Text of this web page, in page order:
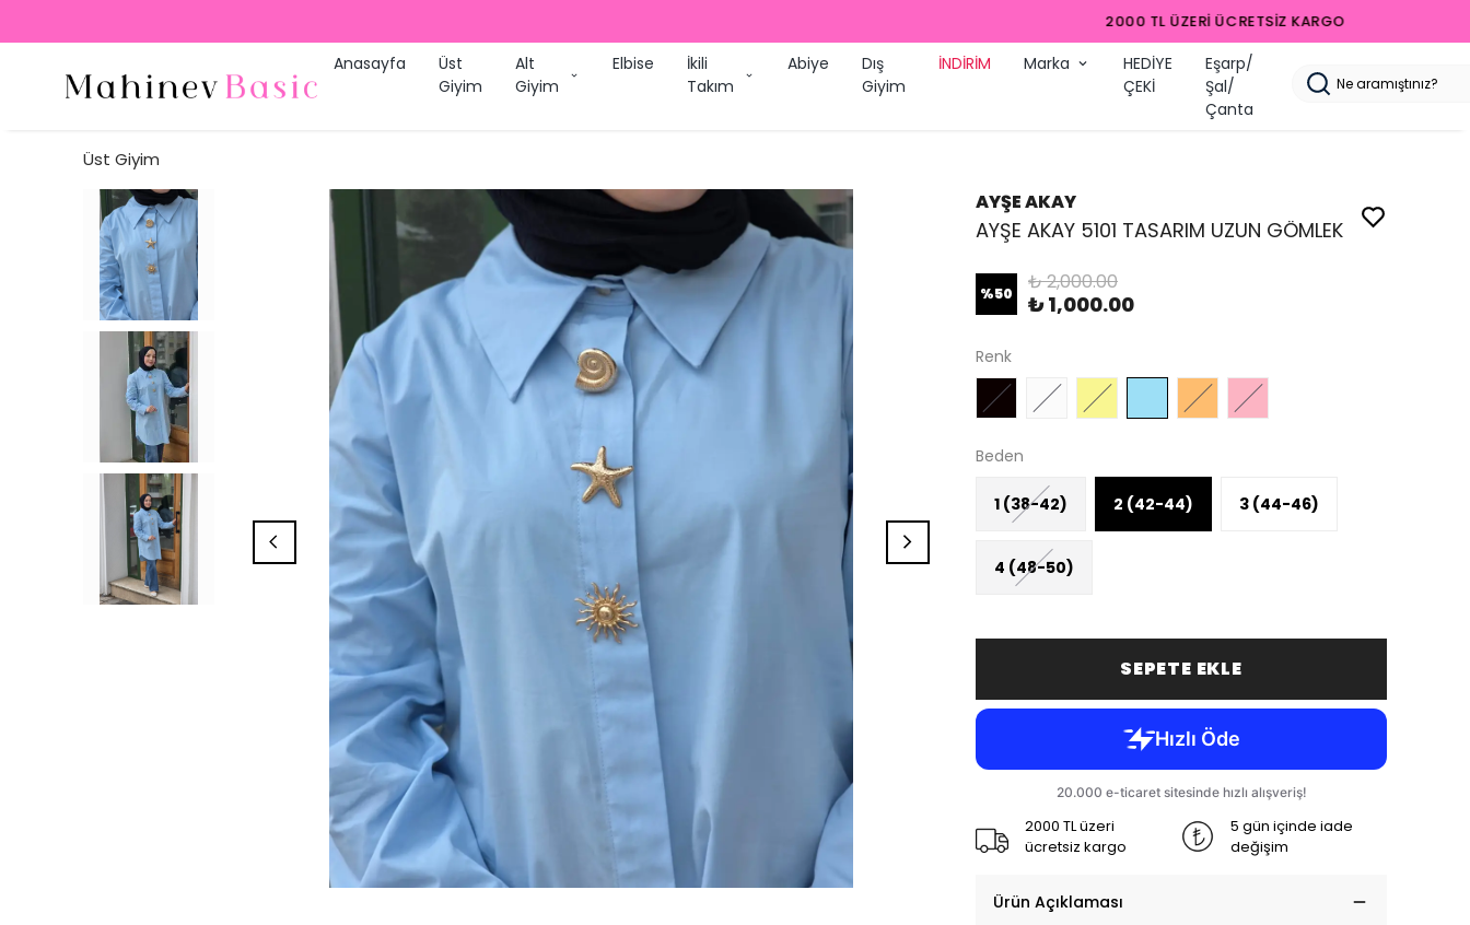
Anasayfa
Üst
Giyim
Alt
Giyim
Elbise
İkili
Takım
Abiye
Dış
Giyim
İNDİRİM Marka
HEDİYE
ÇEKİ
Eşarp/
Şal/
Çanta
Üst Giyim
AYŞE AKAY
AYŞE AKAY 5101 TASARIM UZUN GÖMLEK
%50 ₺ 2,000.00
₺ 1,000.00
Renk
Beden
1 (38-42) 2 (42-44) 3 (44-46)
4 (48-50)
SEPETE EKLE
2000 TL üzeri
ücretsiz kargo
5 gün içinde iade
değişim
Ürün Açıklaması